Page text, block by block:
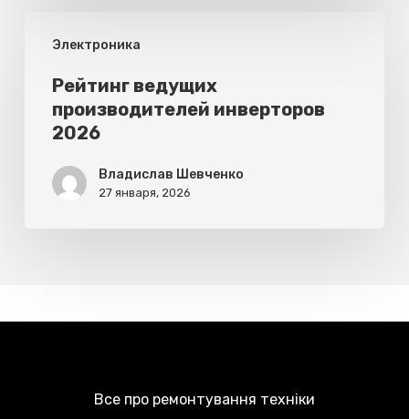
Электроника
ведущих
производителей
инверторов
2026
Рейтинг ведущих
производителей инверторов
2026
Владислав Шевченко
27 января, 2026
Все про ремонтування техніки